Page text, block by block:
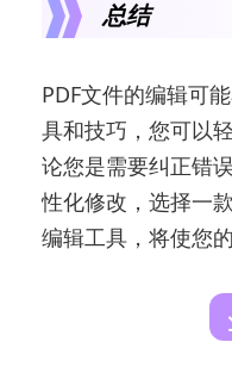
总结
PDF文件的编辑可
具和技巧，您可以
论您是需要纠正错
性化修改，选择一
编辑工具，将使您